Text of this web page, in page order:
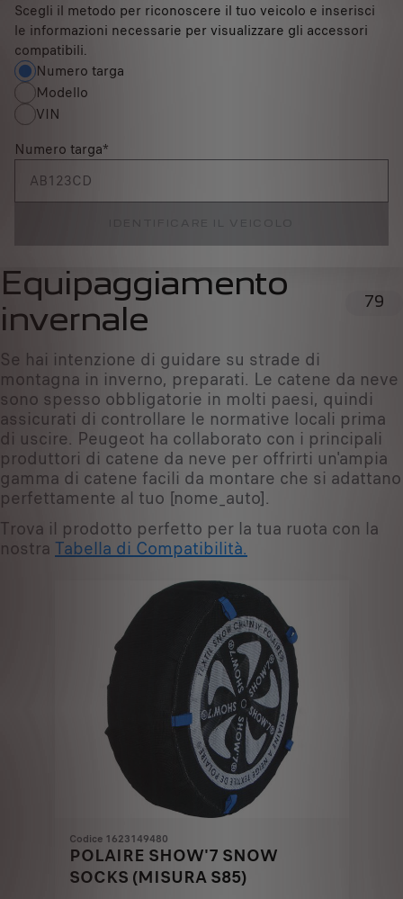
Scegli il metodo per riconoscere il tuo veicolo e inserisci
le informazioni necessarie per visualizzare gli accessori
compatibili.
Numero targa
Modello
VIN
Numero targa*
Equipaggiamento
invernale
79
Se hai intenzione di guidare su strade di
montagna in inverno, preparati. Le catene da neve
sono spesso obbligatorie in molti paesi, quindi
assicurati di controllare le normative locali prima
di uscire. Peugeot ha collaborato con i principali
produttori di catene da neve per offrirti un'ampia
gamma di catene facili da montare che si adattano
perfettamente al tuo [nome_auto].
Trova il prodotto perfetto per la tua ruota con la
nostra Tabella di Compatibilità.
Codice 1623149480
POLAIRE SHOW'7 SNOW
SOCKS (MISURA S85)